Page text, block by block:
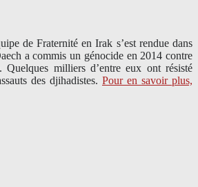
de Fraternité en Irak s’est rendue dans
a commis un génocide en 2014 contre
Quelques milliers d’entre eux ont résisté
des djihadistes. Pour en savoir plus,